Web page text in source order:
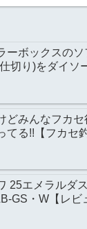
ーボックスの
切り)をダイソ
どみんなフカセ
てる!!【フカセ
25エメラルダ
GS・W【レビ